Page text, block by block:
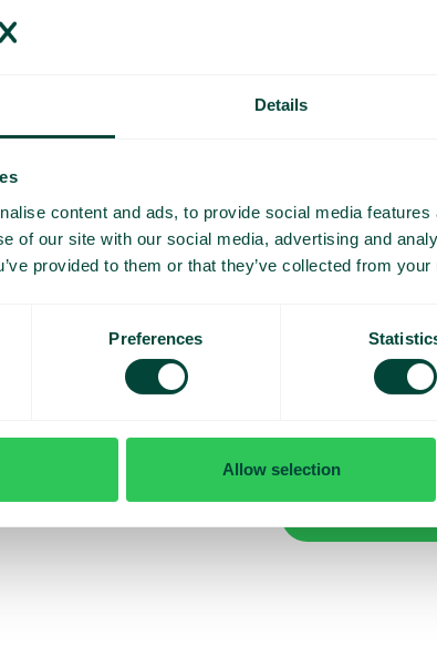
Details
content and ads, to provide social media
of our site with our social media, advertising and
provided to them or that they’ve collected from
Preferences
Allow selection
contrôler vos coûts quotidiens
maximal prédéterminé. Une fois
un SMS et avez la possibilité
Questions
Vous voulez en
penser lorsque
l’itinérance à
élevés. Cliquez sur